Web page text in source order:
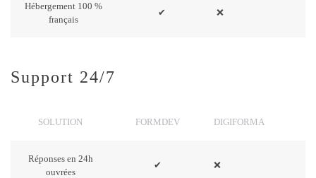
Hébergement 100 %
français
✔ ❌
Support 24/7
SOLUTION FORMDEV DIGIFORMA
Réponses en 24h
ouvrées
✔ ❌